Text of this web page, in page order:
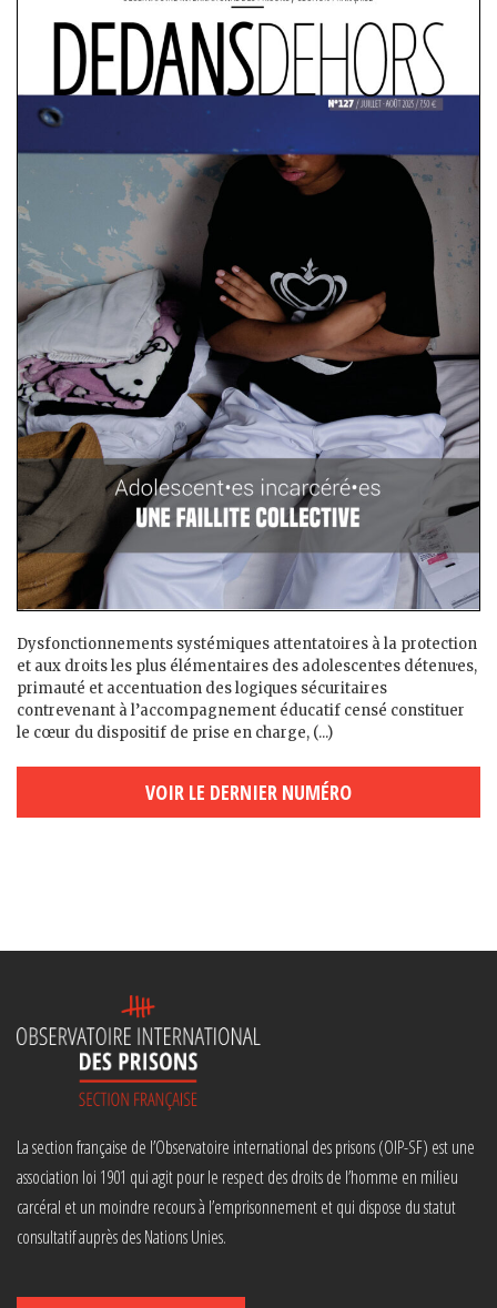
Dysfonctionnements systémiques attentatoires à la protection
et aux droits les plus élémentaires des adolescent·es détenu·es,
primauté et accentuation des logiques sécuritaires
contrevenant à l’accompagnement éducatif censé constituer
le cœur du dispositif de prise en charge, (...)
VOIR LE DERNIER NUMÉRO
La section française de l’Observatoire international des prisons (OIP-SF) est une
association loi 1901 qui agit pour le respect des droits de l’homme en milieu
carcéral et un moindre recours à l’emprisonnement et qui dispose du statut
consultatif auprès des Nations Unies.